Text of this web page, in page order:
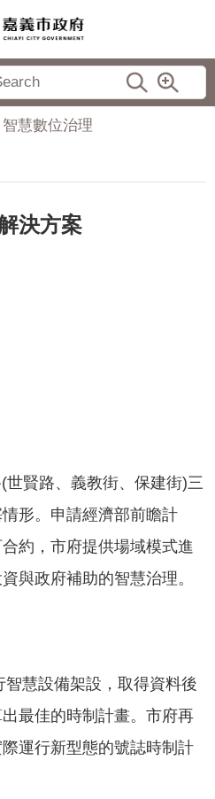
智慧數位治理
決方案
賢路、義教街、保建街)三
形。申請經濟部前瞻計
約，市府提供場域模式進
與政府補助的智慧治理。
慧設備架設，取得資料後
最佳的時制計畫。市府再
運行新型態的號誌時制計